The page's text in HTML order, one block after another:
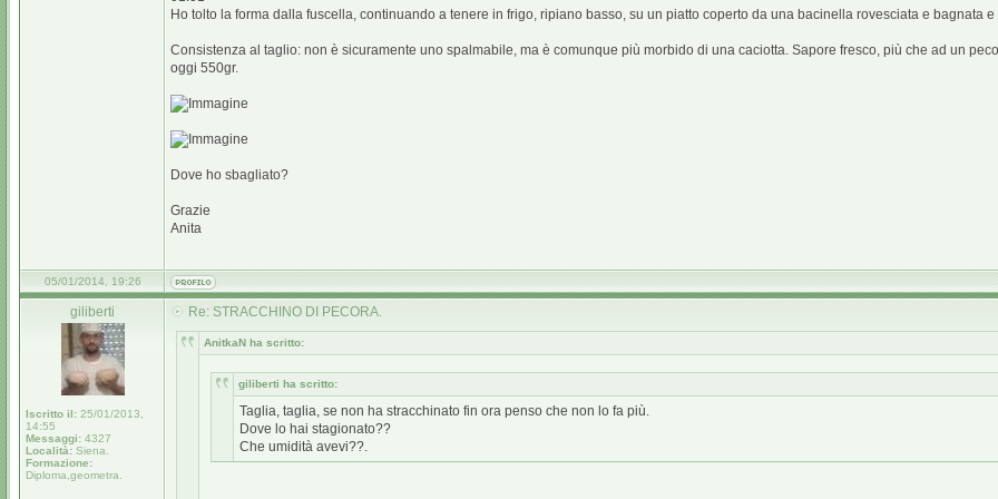
Ho tolto la forma dalla fuscella, continuando a tenere in frigo, ripiano basso, su un piatto coperto da una bacinella rovesciata e bagnata
Consistenza al taglio: non è sicuramente uno spalmabile, ma è comunque più morbido di una caciotta. Sapore fresco, più che ad un
oggi 550gr.
Dove ho sbagliato?
Grazie
Anita
05/01/2014, 19:26
giliberti
Iscritto il: 25/01/2013,
14:55
Messaggi: 4327
Località: Siena.
Formazione:
Diploma,geometra.
Re: STRACCHINO DI PECORA.
AnitkaN ha scritto:
giliberti ha scritto:
Taglia, taglia, se non ha stracchinato fin ora penso che non lo fa più.
Dove lo hai stagionato??
Che umidità avevi??.